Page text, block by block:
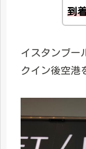
到
イスタンブー
クイン後空港